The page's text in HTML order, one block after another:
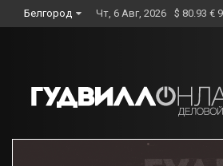
to
Белгород Чт, 6 Авг, 2026 $ 80.93 €